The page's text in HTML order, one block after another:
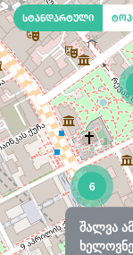
შალვა
6
სტანდარტული